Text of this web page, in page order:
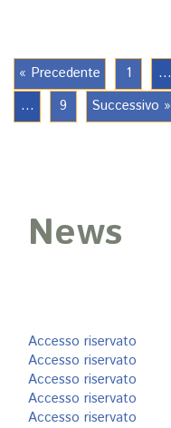
« Precedente 1 …
…
9 Successivo »
News
Accesso riservato
Accesso riservato
Accesso riservato
Accesso riservato
Accesso riservato